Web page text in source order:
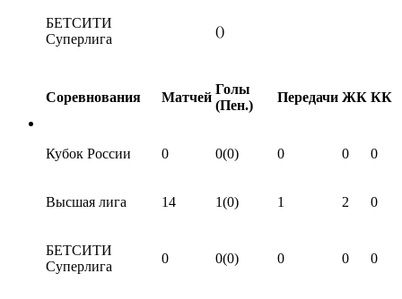
БЕТСИТИ
Суперлига
()
Соревнования Матчей
Голы
(Пен.)
Передачи ЖК КК
Кубок России 0 0(0) 0 0 0
Высшая лига 14 1(0) 1 2 0
БЕТСИТИ
Суперлига
0 0(0) 0 0 0